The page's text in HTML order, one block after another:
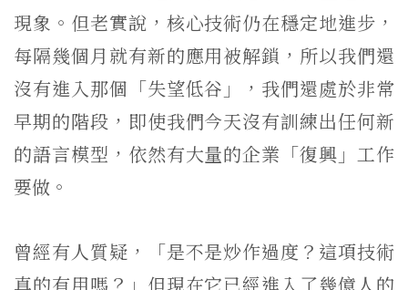
現象。但老實說，核心技術仍在穩定地進步，
每隔幾個月就有新的應用被解鎖，所以我們還
沒有進入那個「失望低谷」，我們還處於非常
早期的階段，即使我們今天沒有訓練出任何新
的語言模型，依然有大量的企業「復興」工作
要做。
曾經有人質疑，「是不是炒作過度？這項技術
真的有用嗎？」但現在它已經進入了幾億人的